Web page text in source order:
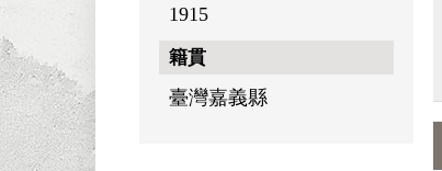
1915
籍貫
臺灣嘉義縣